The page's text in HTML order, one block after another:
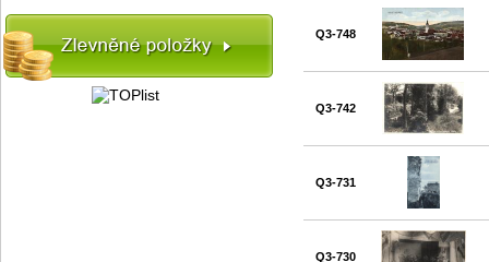
Q3-748
Q3-742
Q3-731
Q3-730